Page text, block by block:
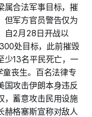
属合法军事目标，摧
但军方官员警告仅为
自2月28日开战以
处目标，此前摧毁
少13名平民死亡，一
丧生。百名法律专
国攻击伊朗本身违反
，蓄意攻击民用设施
赫格塞斯宣称对敌人